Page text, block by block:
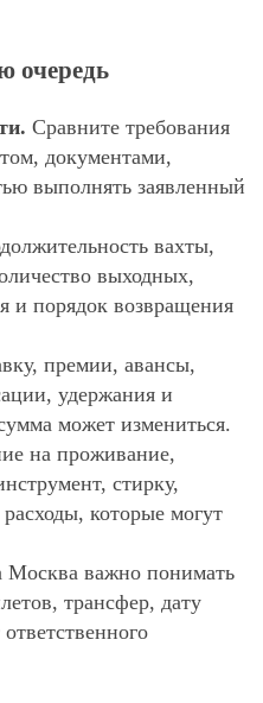
очередь
Сравните требования
документами,
выполнять заявленный
вахты,
выходных,
и порядок возвращения
премии, авансы,
удержания и
может измениться.
на проживание,
стирку,
которые могут
Москва важно понимать
трансфер, дату